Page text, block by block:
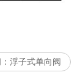
浮子式单向阀